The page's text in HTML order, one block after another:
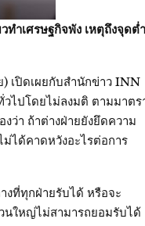
ำเศรษฐกิจพัง เหตุถึงจุดต่ำ
เปิดเผยกับสำนักข่าว INN
ไปโดยไม่ลงมติ ตามมาตร
ว่า ถ้าต่างฝ่ายยังยึดความ
ได้คาดหวังอะไรต่อการ
งที่ทุกฝ่ายรับได้ หรือจะ
วนใหญ่ไม่สามารถยอมรับได้